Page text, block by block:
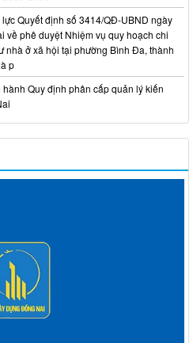
Quyết định số 3414/QĐ-UBND ngày
phê duyệt Nhiệm vụ quy hoạch chi
nhà ở xã hội tại phường Bình Đa, thành
p
Quy định phân cấp quản lý kiến